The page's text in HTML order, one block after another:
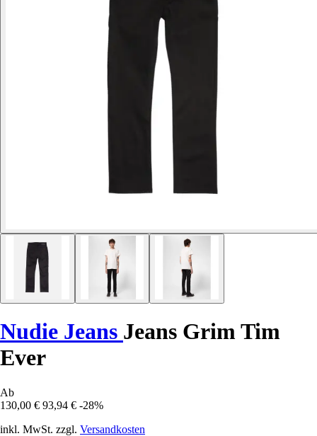
Nudie Jeans Jeans Grim Tim
Ever
Ab
130,00 € 93,94 € -28%
inkl. MwSt. zzgl. Versandkosten